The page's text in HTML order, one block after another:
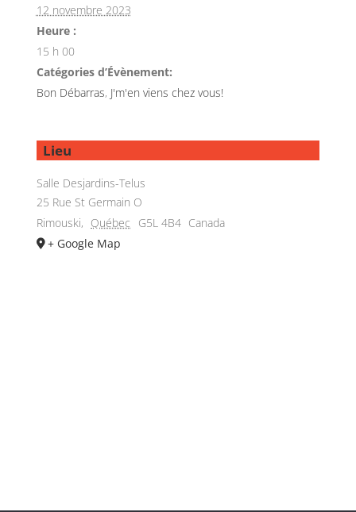
12 novembre 2023
Heure :
15 h 00
Catégories d’Évènement:
Bon Débarras, J'm'en viens chez vous!
Lieu
Salle Desjardins-Telus
25 Rue St Germain O
Rimouski, Québec G5L 4B4 Canada
+ Google Map